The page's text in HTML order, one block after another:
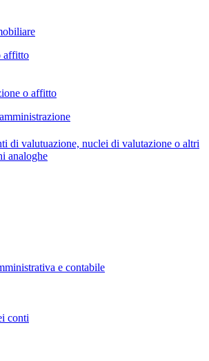
affitto
o affitto
di valutuazione, nuclei di valutazione o altri
analoghe
e contabile
conti